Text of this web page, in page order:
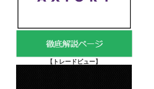
【 トレードビュー】